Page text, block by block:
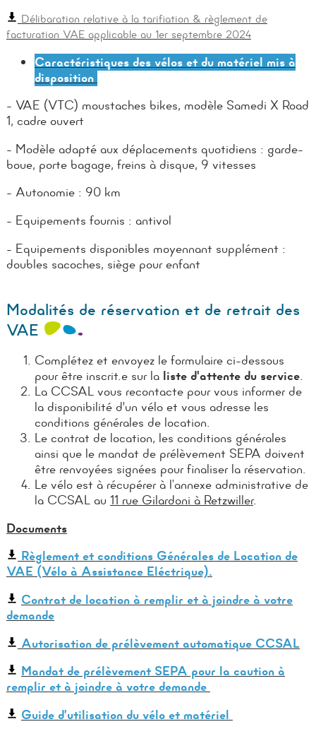
Délibaration relative à la tarifiation & règlement de
facturation VAE applicable au 1er septembre 2024
Caractéristiques des vélos et du matériel mis à
disposition
- VAE (VTC) moustaches bikes, modèle Samedi X Road
1, cadre ouvert
- Modèle adapté aux déplacements quotidiens : garde-
boue, porte bagage, freins à disque, 9 vitesses
- Autonomie : 90 km
- Equipements fournis : antivol
- Equipements disponibles moyennant supplément :
doubles sacoches, siège pour enfant
Modalités de réservation et de retrait des
VAE
Complétez et envoyez le formulaire ci-dessous
pour être inscrit.e sur la liste d'attente du service.
La CCSAL vous recontacte pour vous informer de
la disponibilité d'un vélo et vous adresse les
conditions générales de location.
Le contrat de location, les conditions générales
ainsi que le mandat de prélèvement SEPA doivent
être renvoyées signées pour finaliser la réservation.
Le vélo est à récupérer à l’annexe administrative de
la CCSAL au 11 rue Gilardoni à Retzwiller.
Documents
Règlement et conditions Générales de Location de
VAE (Vélo à Assistance Eléctrique).
Contrat de location à remplir et à joindre à votre
demande
Autorisation de prélèvement automatique CCSAL
Mandat de prélèvement SEPA pour la caution à
remplir et à joindre à votre demande
Guide d’utilisation du vélo et matériel